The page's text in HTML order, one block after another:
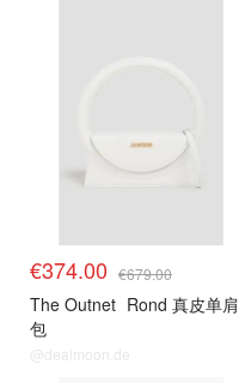
€374.00 €679.00
The Outnet Rond 真皮单肩
包
@dealmoon.de